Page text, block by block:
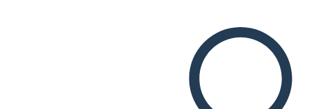
PALEISTI SKAIDRIŲ DEMONSTRACIJĄ
SKAITYK MAN